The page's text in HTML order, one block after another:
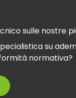
sulle nostre
su
normativa?